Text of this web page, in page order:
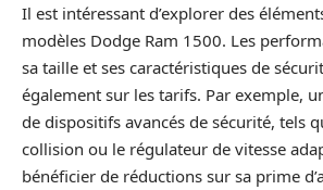
Il est intéressant d’explorer des
modèles Dodge Ram 1500. Les
sa taille et ses caractéristiques de
également sur les tarifs. Par exemple,
de dispositifs avancés de sécurité, tels
collision ou le régulateur de vitesse
bénéficier de réductions sur sa prime